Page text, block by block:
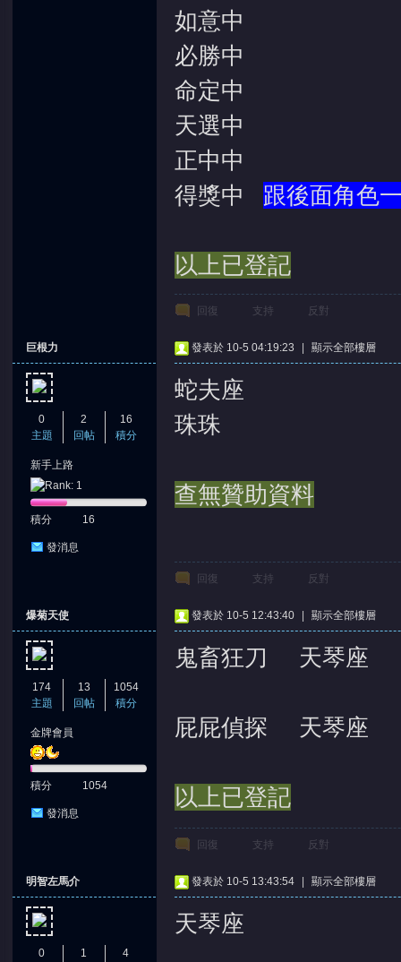
如意中
必勝中
命定中
天選中
正中中
得獎中 跟後面角色
以上已登記
回復 支持 反對
巨根力
0
主題
2
回帖
16
積分
新手上路
積分 16
發消息
發表於 10-5 04:19:23 顯示全部樓層
蛇夫座
珠珠
查無贊助資料
回復 支持 反對
爆菊天使
174
主題
13
回帖
1054
積分
金牌會員
積分 1054
發消息
發表於 10-5 12:43:40 顯示全部樓層
鬼畜狂刀 天琴座
屁屁偵探 天琴座
以上已登記
回復 支持 反對
明智左馬介
0
1
4
發表於 10-5 13:43:54 顯示全部樓層
天琴座